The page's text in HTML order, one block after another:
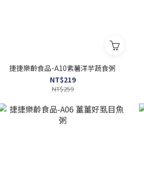
捷捷樂齡食品-A10紫薯洋芋蔬食粥
NT$219
NT$259